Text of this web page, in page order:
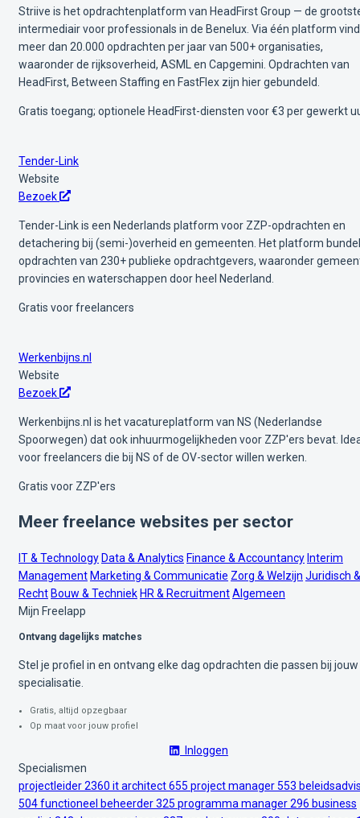
Striive is het opdrachtenplatform van HeadFirst Group — de
intermediair voor professionals in de Benelux. Via één platform
meer dan 20.000 opdrachten per jaar van 500+ organisaties,
waaronder de rijksoverheid, ASML en Capgemini. Opdrachten van
HeadFirst, Between Staffing en FastFlex zijn hier gebundeld.
Gratis toegang; optionele HeadFirst-diensten voor €3 per gewerkt
Tender-Link
Website
Bezoek
Tender-Link is een Nederlands platform voor ZZP-opdrachten en
detachering bij (semi-)overheid en gemeenten. Het platform
opdrachten van 230+ publieke opdrachtgevers, waaronder
provincies en waterschappen door heel Nederland.
Gratis voor freelancers
Werkenbijns.nl
Website
Bezoek
Werkenbijns.nl is het vacatureplatform van NS (Nederlandse
Spoorwegen) dat ook inhuurmogelijkheden voor ZZP'ers bevat.
voor freelancers die bij NS of de OV-sector willen werken.
Gratis voor ZZP'ers
Meer freelance websites per sector
IT & Technology Data & Analytics Finance & Accountancy Interim
Management Marketing & Communicatie Zorg & Welzijn Juridisch &
Recht Bouw & Techniek HR & RecruitmentAlgemeen
Mijn Freelapp
Ontvang dagelijks matches
Stel je profiel in en ontvang elke dag opdrachten die passen bij jouw
specialisatie.
Gratis, altijd opzegbaar
Op maat voor jouw profiel
Inloggen
Specialismen
projectleider2360 it architect655 project manager553
504functioneel beheerder325 programma manager296 business